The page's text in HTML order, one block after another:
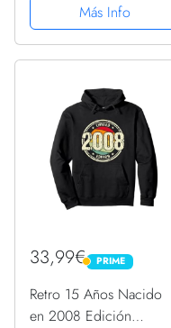
Más Info
33,99€ PRIME
PRIME
Retro 15 Años Nacido
en 2008 Edición